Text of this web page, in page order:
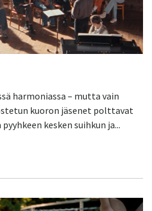
harmoniassa – mutta vain
kuoron jäsenet polttavat
kesken suihkun ja...